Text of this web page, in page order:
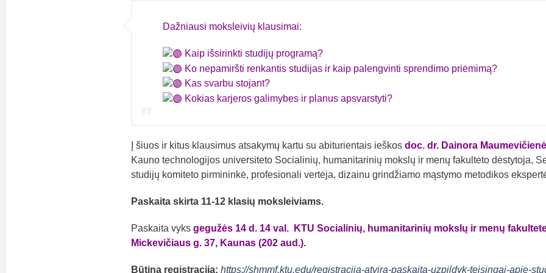
Dažniausi moksleivių klausimai:
Kaip išsirinkti studijų programą?
Ko nepamiršti renkantis studijas ir kaip palengvinti sprendimo priėmimą?
Kas svarbu stojant?
Kokias karjeros galimybes ir planus apsvarstyti?
Į šiuos ir kitus klausimus atsakymų kartu su abiturientais ieškos doc. dr. Dainora Maumevičienė
Kauno technologijos universiteto Socialinių, humanitarinių mokslų ir menų fakulteto dėstytoja,
studijų komiteto pirmininkė, profesionali vertėja, dizainu grindžiamo mąstymo metodikos
Paskaita skirta 11-12 klasių moksleiviams.
Paskaita vyks gegužės 14 d. 14 val. KTU Socialinių, humanitarinių mokslų ir menų
Mickevičiaus g. 37, Kaunas (202 aud.).
Būtina registracija: https://shmmf.ktu.edu/registracija-atvira-paskaita-uzpildyk-teisingai-apie-